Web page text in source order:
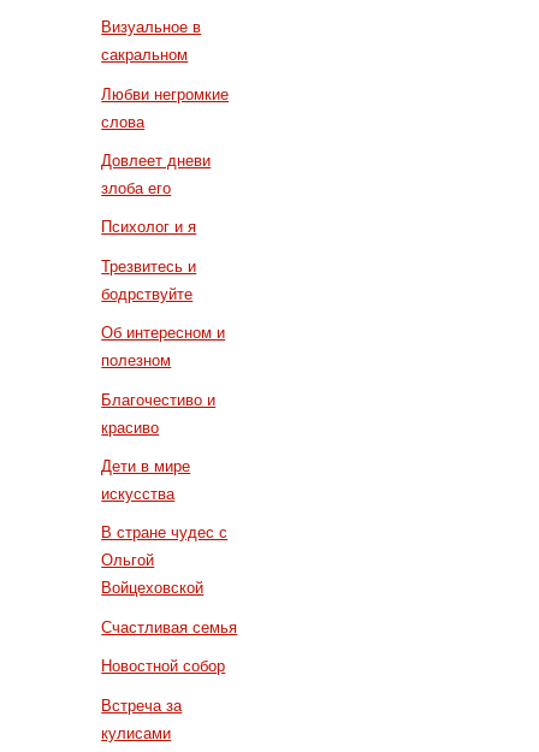
Визуальное в
сакральном
Любви негромкие
слова
Довлеет дневи
злоба его
Психолог и я
Трезвитесь и
бодрствуйте
Об интересном и
полезном
Благочестиво и
красиво
Дети в мире
искусства
В стране чудес с
Ольгой
Войцеховской
Счастливая семья
Новостной собор
Встреча за
кулисами